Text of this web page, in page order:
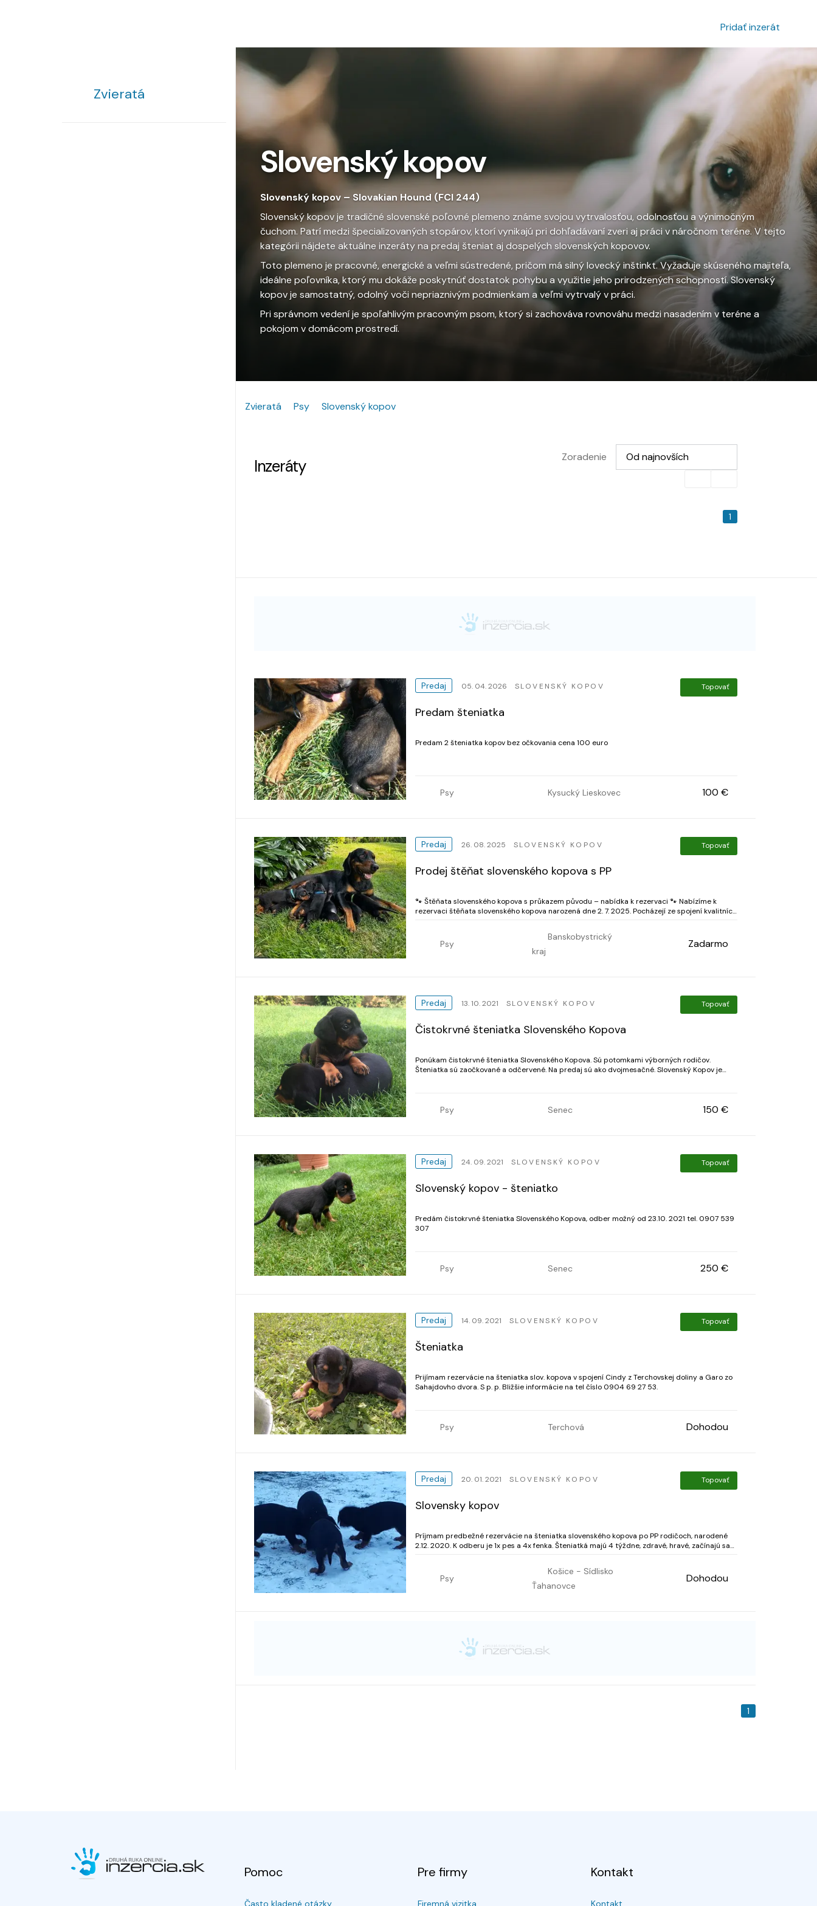
Pridať inzerát
Zvieratá
Slovenský kopov
Slovenský kopov – Slovakian Hound (FCI 244)
Slovenský kopov je tradičné slovenské poľovné plemeno známe svojou vytrvalosťou, odolnosťou a výnimočným
čuchom. Patrí medzi špecializovaných stopárov, ktorí vynikajú pri dohľadávaní zveri aj práci v náročnom teréne. V tejto
kategórii nájdete aktuálne inzeráty na predaj šteniat aj dospelých slovenských kopovov.
Toto plemeno je pracovné, energické a veľmi sústredené, pričom má silný lovecký inštinkt. Vyžaduje skúseného majiteľa,
ideálne poľovníka, ktorý mu dokáže poskytnúť dostatok pohybu a využitie jeho prirodzených schopností. Slovenský
kopov je samostatný, odolný voči nepriaznivým podmienkam a veľmi vytrvalý v práci.
Pri správnom vedení je spoľahlivým pracovným psom, ktorý si zachováva rovnováhu medzi nasadením v teréne a
pokojom v domácom prostredí.
Zvieratá Psy Slovenský kopov
Inzeráty Zoradenie Vyberte možnosť
Od najnovších
1
Predaj 05. 04. 2026 SLOVENSKÝ KOPOV Topovať
Predam šteniatka
Predam 2 šteniatka kopov bez očkovania cena 100 euro
Psy Kysucký Lieskovec 100 €
Predaj 26. 08. 2025 SLOVENSKÝ KOPOV Topovať
Prodej štěňat slovenského kopova s PP
🐾 Štěňata slovenského kopova s průkazem původu – nabídka k rezervaci 🐾 Nabízíme k
rezervaci štěňata slovenského kopova narozená dne 2. 7. 2025. Pocházejí ze spojení kvalitních
Psy
Banskobystrický
kraj
Zadarmo
Predaj 13. 10. 2021 SLOVENSKÝ KOPOV Topovať
Čistokrvné šteniatka Slovenského Kopova
Ponúkam čistokrvné šteniatka Slovenského Kopova. Sú potomkami výborných rodičov.
Šteniatka sú zaočkované a odčervené. Na predaj sú ako dvojmesačné. Slovenský Kopov je
Psy Senec 150 €
Predaj 24. 09. 2021 SLOVENSKÝ KOPOV Topovať
Slovenský kopov - šteniatko
Predám čistokrvné šteniatka Slovenského Kopova, odber možný od 23.10. 2021 tel. 0907 539
307
Psy Senec 250 €
Predaj 14. 09. 2021 SLOVENSKÝ KOPOV Topovať
Šteniatka
Prijímam rezervácie na šteniatka slov. kopova v spojení Cindy z Terchovskej doliny a Garo zo
Sahajdovho dvora. S p. p. Bližšie informácie na tel číslo 0904 69 27 53.
Psy Terchová Dohodou
Predaj 20. 01. 2021 SLOVENSKÝ KOPOV Topovať
Slovensky kopov
Príjmam predbežné rezervácie na šteniatka slovenského kopova po PP rodičoch, narodené
2.12. 2020. K odberu je 1x pes a 4x fenka. Šteniatká majú 4 týždne, zdravé, hravé, začínajú sa
Psy
Košice - Sídlisko
Ťahanovce
Dohodou
1
Pomoc
Často kladené otázky
Pre firmy
Firemná vizitka
Kontakt
Kontakt